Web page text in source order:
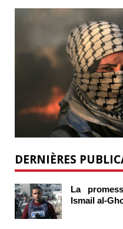
DERNIÈRES
La
Ismail al-